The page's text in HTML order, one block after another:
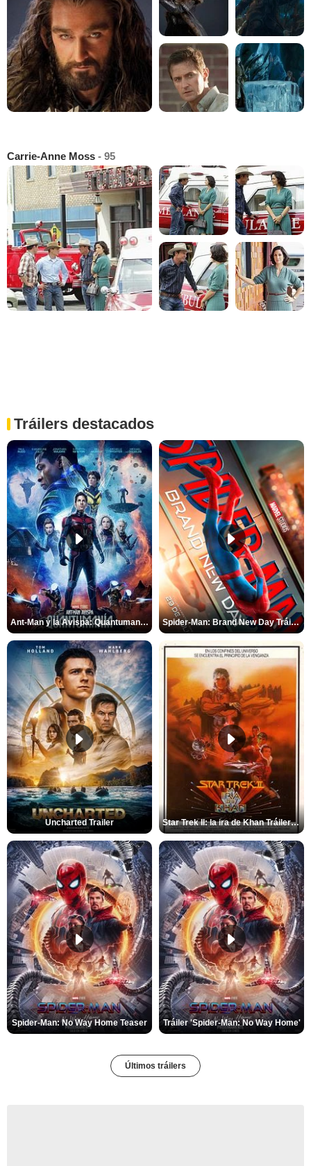
Carrie-Anne Moss - 95
Tráilers destacados
Ant-Man y la Avispa: Quantumanía Tráiler (2) Spider-Man: Brand New Day Tráiler (3)
Uncharted Trailer Star Trek II: la ira de Khan Tráiler VO
Spider-Man: No Way Home Teaser Tráiler 'Spider-Man: No Way Home'
Últimos tráilers